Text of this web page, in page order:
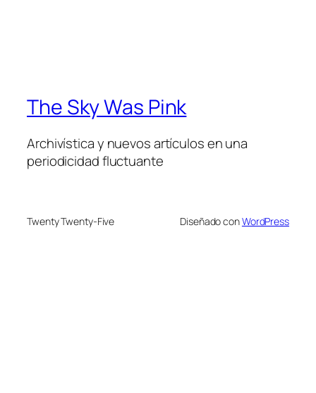
The Sky Was Pink
Archivística y nuevos artículos en una
periodicidad fluctuante
Twenty Twenty-Five Diseñado conWordPress